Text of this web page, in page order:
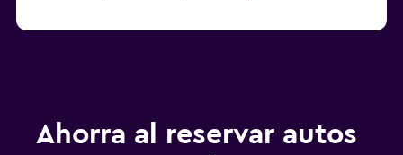
Ahorra al reservar autos